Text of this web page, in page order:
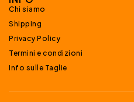
Chi siamo
Shipping
Privacy Policy
Termini e condizioni
Info sulle Taglie